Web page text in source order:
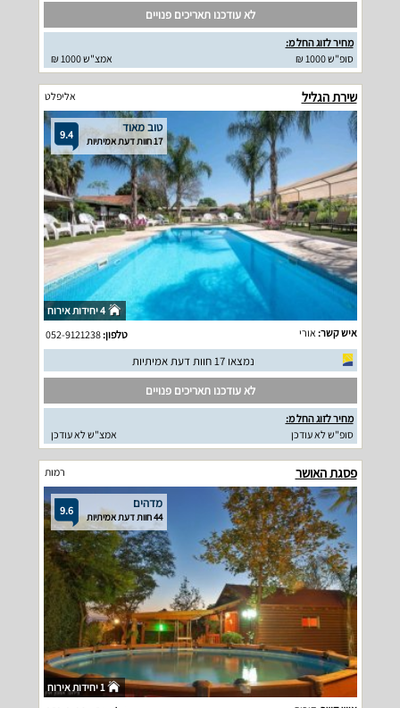
לא עודכנו תאריכים פנויים
מחיר לזוג החל מ:
סופ"ש 1000 ₪
אמצ"ש 1000 ₪
שירת הגליל אליפלט
9.4 טוב מאוד
17 חוות דעת אמיתיות
4 יחידות אירוח
איש קשר: אורי טלפון:052-9121238
נמצאו 17 חוות דעת אמיתיות
לא עודכנו תאריכים פנויים
מחיר לזוג החל מ:
סופ"ש לא עודכן
אמצ"ש לא עודכן
פסגת האושר רמות
9.6 מדהים
44 חוות דעת אמיתיות
1 יחידות אירוח